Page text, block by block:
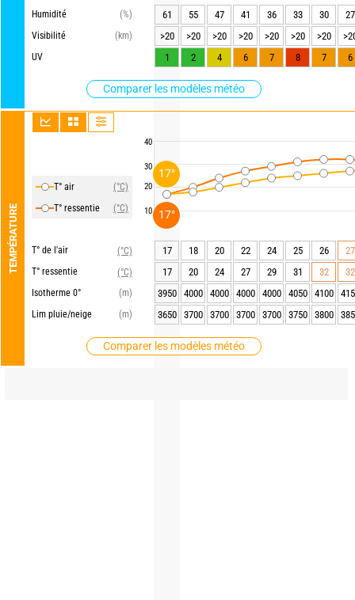
Humidité
(%)
Visibilité
(km)
UV
Comparer les modèles météo
TEMPÉRATURE
T° air
(°C)
T° ressentie
(°C)
T° de l'air
(°C)
T° ressentie
(°C)
Isotherme 0°
(m)
Lim pluie/neige
(m)
Comparer les modèles météo
40
30
20
10
61 55 47 41 36 33 30
27
>20
>20 >20 >20 >20 >20 >20
1
2 4 6 7 8 7 6
17 18 20 22 24 25 26
27
17
20 24 27 29 31 32
32
3950
4000 4000 4000 4000 4050 4100
3650
3700 3700 3700 3700 3750 3800
17°
17°